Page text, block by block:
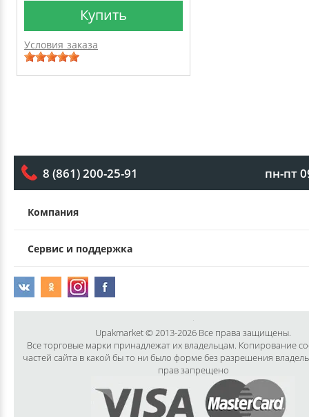
Купить
Условия заказа
8 (861) 200-25-91 пн-пт
Компания
Сервис и поддержка
Upakmarket © 2013-2026 Все права защищены.
Все торговые марки принадлежат их владельцам. Копирование
частей сайта в какой бы то ни было форме без разрешения
прав запрещено